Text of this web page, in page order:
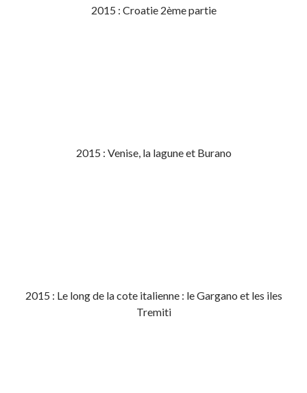
2015 : Croatie 2ème partie
2015 : Venise, la lagune et Burano
2015 : Le long de la cote italienne : le Gargano et les iles
Tremiti